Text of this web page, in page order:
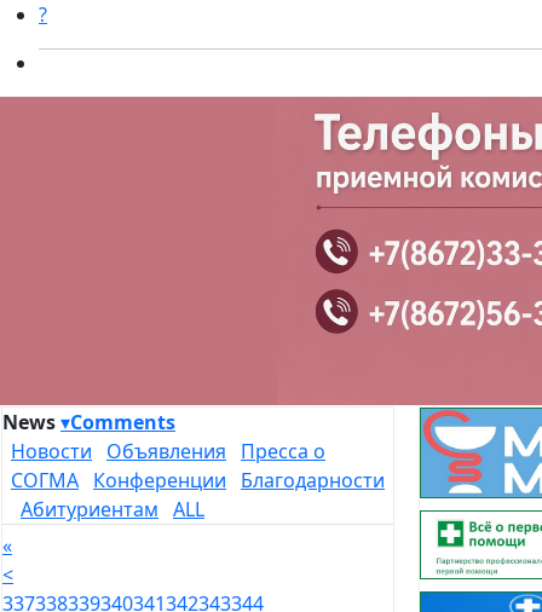
?
News▾Comments
Новости
Объявления
Пресса о
СОГМА Конференции
Благодарности
Абитуриентам ALL
«
<
337338339340341342343344